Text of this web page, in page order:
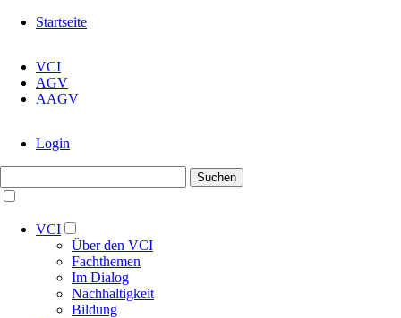
überspringen
Startseite
überspringen
VCI
AGV
AAGV
überspringen
Login
Suchen
Navigation
VCI
Über den VCI
Fachthemen
Im Dialog
Nachhaltigkeit
Bildung